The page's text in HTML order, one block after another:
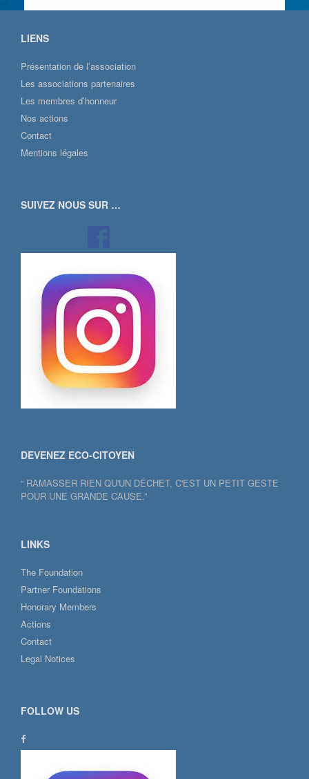
LIENS
Présentation de l’association
Les associations partenaires
Les membres d’honneur
Nos actions
Contact
Mentions légales
SUIVEZ NOUS SUR …
DEVENEZ ECO-CITOYEN
“ RAMASSER RIEN QU'UN DÉCHET, C'EST UN PETIT GESTE
POUR UNE GRANDE CAUSE.”
LINKS
The Foundation
Partner Foundations
Honorary Members
Actions
Contact
Legal Notices
FOLLOW US